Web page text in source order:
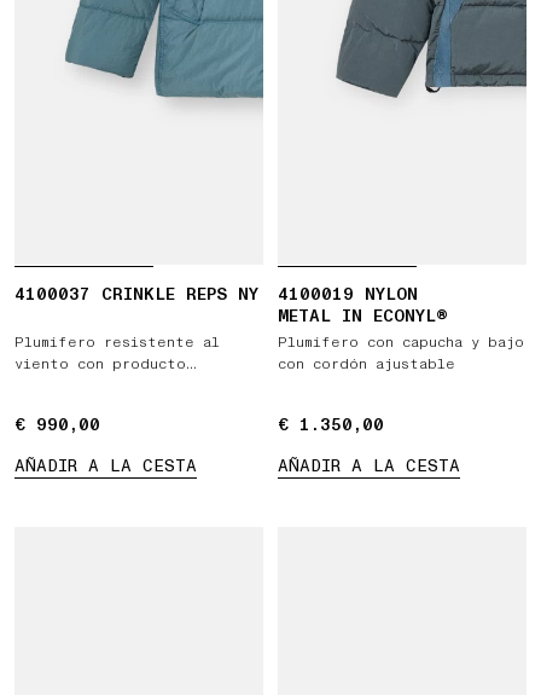
4100037 CRINKLE REPS NY
Plumífero resistente al
viento con producto
€ 990,00
€ 990,00
AÑADIR A LA CESTA
4100019 NYLON
METAL IN ECONYL®
Plumífero con capucha y bajo
con cordón ajustable
€ 1.350,00
€ 1.350,00
AÑADIR A LA CESTA